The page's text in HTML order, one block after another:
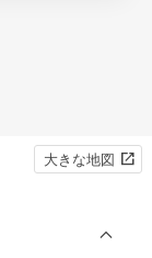
大きな地図